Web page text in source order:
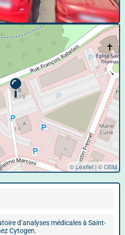
© Leaflet | ©OSM
d’analyses médicales à Saint-
Cytogen.